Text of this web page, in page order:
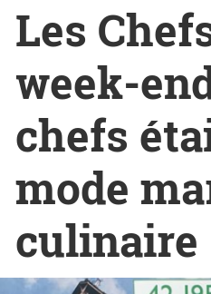
Les
week-
chefs
mode
culinaire